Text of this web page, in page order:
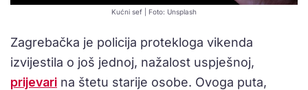
Kućni sef | Foto: Unsplash
Zagrebačka je policija protekloga vikenda
izvijestila o još jednoj, nažalost uspješnoj,
prijevari na štetu starije osobe. Ovoga puta,